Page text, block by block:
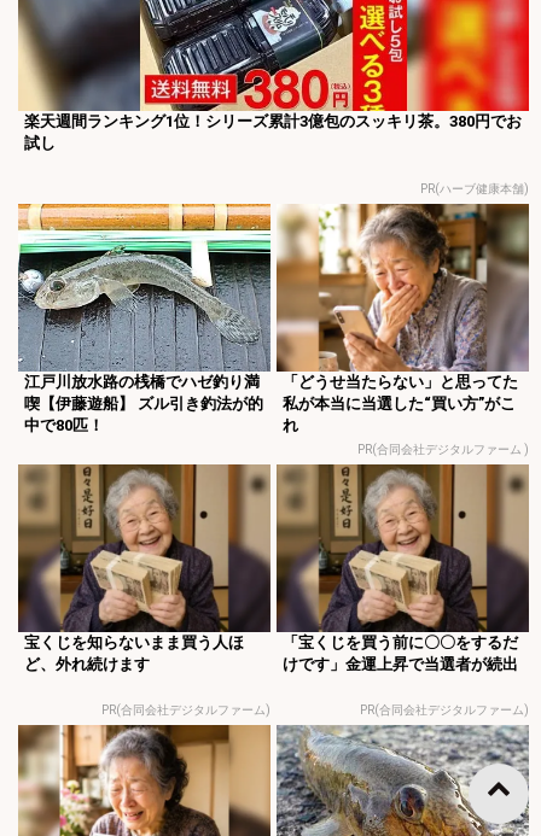
楽天週間ランキング1位！シリーズ累計3億包のスッキリ茶。380円でお
試し
PR(ハーブ健康本舗)
江戸川放水路の桟橋でハゼ釣り満
喫【伊藤遊船】 ズル引き釣法が的
中で80匹！
「どうせ当たらない」と思ってた
私が本当に当選した“買い方”がこ
れ
PR(合同会社デジタルファーム )
宝くじを知らないまま買う人ほ
ど、外れ続けます
PR(合同会社デジタルファーム)
「宝くじを買う前に〇〇をするだ
けです」金運上昇で当選者が続出
PR(合同会社デジタルファーム)